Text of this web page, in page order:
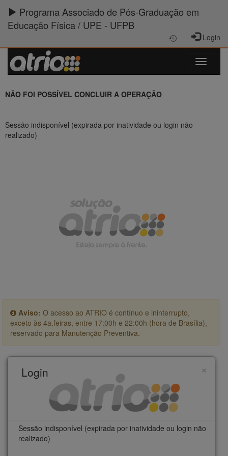
Programa Associado de Pós-Graduação em
Educação Física / UPE - UFPB
Login
NÃO FOI POSSÍVEL CONCLUIR A OPERAÇÃO
Sessão indisponível (expirada por inatividade ou login não
realizado)
Aviso: O acesso ao ATRIO é contínuo e ininterrupto,
exceto às 4a.feiras, entre 17:00h e 22:00h (hora de Brasília),
reservado para Manutenção Preventiva.
×
Login
Sessão indisponível (expirada por inatividade ou login não
realizado)